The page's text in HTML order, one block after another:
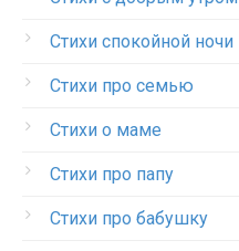
Стихи спокойной ночи
Стихи про семью
Стихи о маме
Стихи про папу
Стихи про бабушку